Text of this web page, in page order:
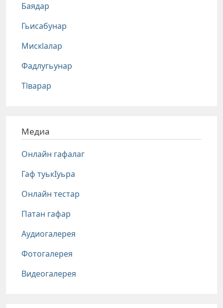
Баядар
Гьисабунар
Мискlалар
Фадлугьунар
Тlварар
Медиа
Онлайн гафалаг
Гаф туькIуьра
Онлайн тестар
Патан гафар
Аудиогалерея
Фотогалерея
Видеогалерея